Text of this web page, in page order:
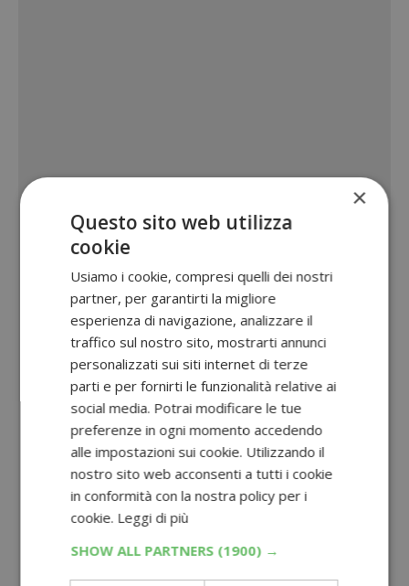
×
Questo sito web utilizza
cookie
Usiamo i cookie, compresi quelli dei nostri
partner, per garantirti la migliore
esperienza di navigazione, analizzare il
traffico sul nostro sito, mostrarti annunci
personalizzati sui siti internet di terze
parti e per fornirti le funzionalità relative ai
social media. Potrai modificare le tue
preferenze in ogni momento accedendo
alle impostazioni sui cookie. Utilizzando il
nostro sito web acconsenti a tutti i cookie
in conformità con la nostra policy per i
cookie. Leggi di più
SHOW ALL PARTNERS (1900) →